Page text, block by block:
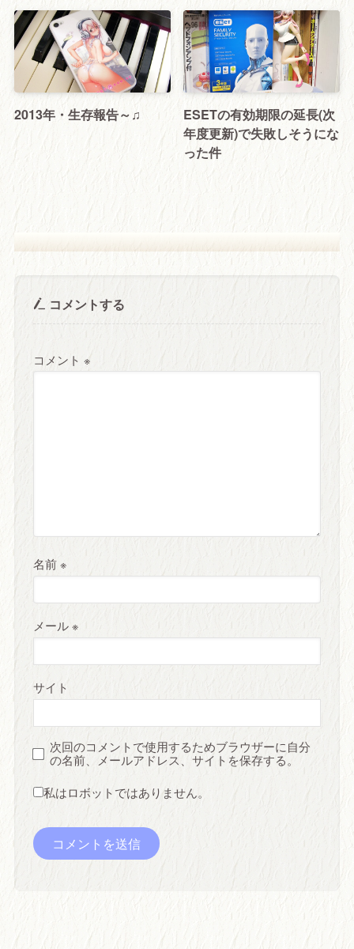
2013年・生存報告～♫
ESETの有効期限の延長(次
年度更新)で失敗しそうにな
った件
コメントする
コメント※
名前※
メール※
サイト
次回のコメントで使用するためブラウザーに自分
の名前、メールアドレス、サイトを保存する。
私はロボットではありません。